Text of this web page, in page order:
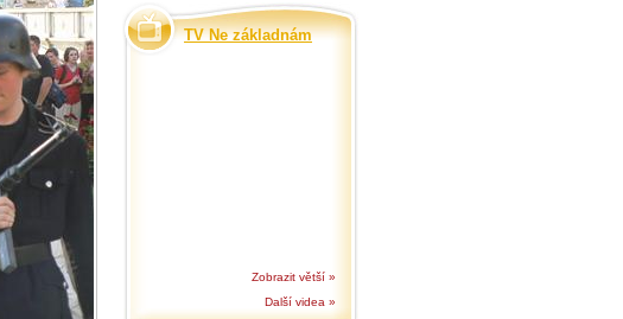
TV Ne základnám
Zobrazit větší »
Další videa »